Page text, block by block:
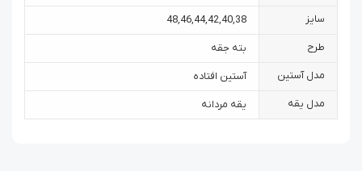
سایز 38
,
40
,
42
,
44
,
46
,
48
طرح بته جقه
مدل آستین آستین افتاده
مدل یقه یقه مردانه